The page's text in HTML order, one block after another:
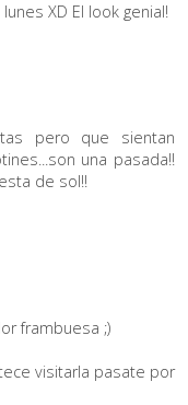
XD El look genial!
pero que sientan
una pasada!!
de sol!!
frambuesa ;)
visitarla pasate por